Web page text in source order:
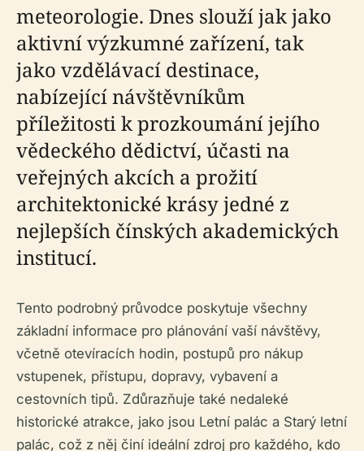
meteorologie. Dnes slouží jak jako
aktivní výzkumné zařízení, tak
jako vzdělávací destinace,
nabízející návštěvníkům
příležitosti k prozkoumání jejího
vědeckého dědictví, účasti na
veřejných akcích a prožití
architektonické krásy jedné z
nejlepších čínských akademických
institucí.
Tento podrobný průvodce poskytuje všechny
základní informace pro plánování vaší návštěvy,
včetně otevíracích hodin, postupů pro nákup
vstupenek, přístupu, dopravy, vybavení a
cestovních tipů. Zdůrazňuje také nedaleké
historické atrakce, jako jsou Letní palác a Starý letní
palác, což z něj činí ideální zdroj pro každého, kdo